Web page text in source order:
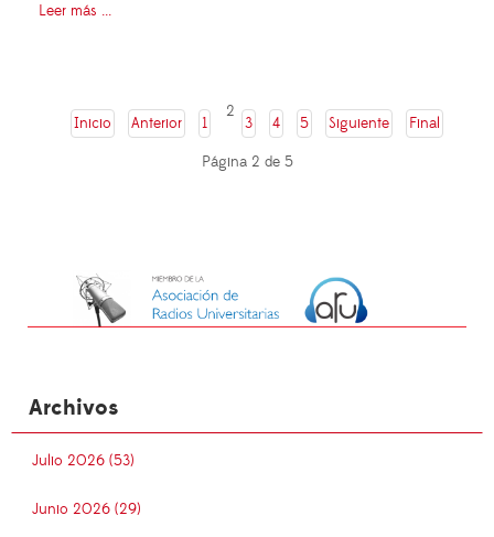
Leer más ...
Inicio Anterior 1
2
3 4 5 Siguiente
Final
Página 2 de 5
Archivos
Julio 2026 (53)
Junio 2026 (29)